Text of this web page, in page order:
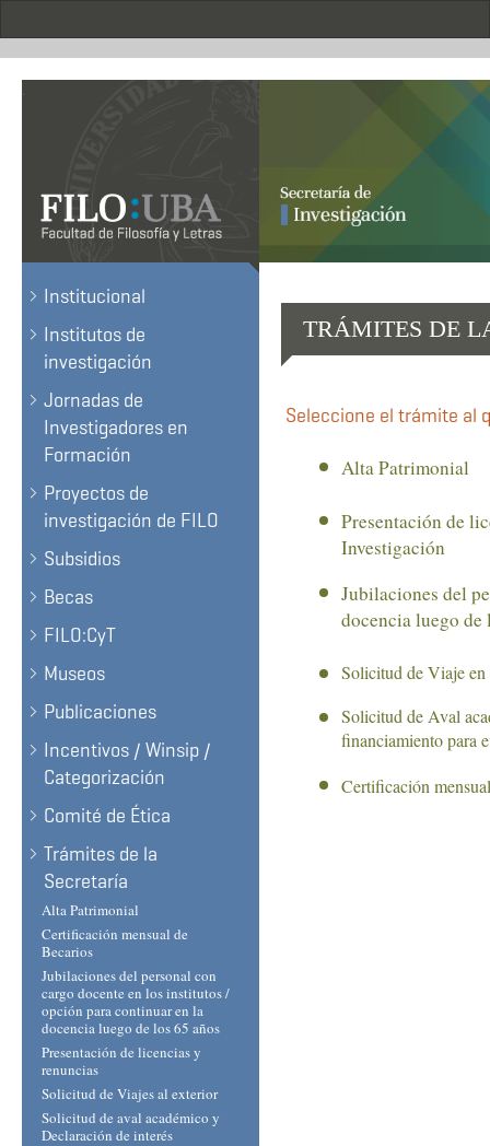
.
Institucional
Institutos de
investigación
Jornadas de
Investigadores en
Formación
Proyectos de
investigación de FILO
Subsidios
Becas
FILO:CyT
Museos
Publicaciones
Incentivos / Winsip /
Categorización
Comité de Ética
Trámites de la
Secretaría
Alta Patrimonial
Certificación mensual de
Becarios
Jubilaciones del personal con
cargo docente en los institutos /
opción para continuar en la
docencia luego de los 65 años
Presentación de licencias y
renuncias
Solicitud de Viajes al exterior
Solicitud de aval académico y
Declaración de interés
TRÁMITES DE
Seleccione el trámite al
Alta Patrimonial
Presentación de
Investigación
Jubilaciones del
docencia luego de
Solicitud de Viaje en
Solicitud de Aval
financiamiento para
Certificación